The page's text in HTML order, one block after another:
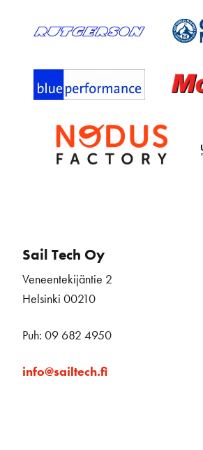
Sail Tech Oy
Veneentekijäntie 2
Helsinki 00210
Puh: 09 682 4950
info@sailtech.fi